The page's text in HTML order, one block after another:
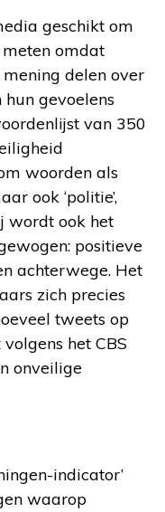
geschikt om
omdat
delen over
gevoelens
van 350
woorden als
ook ‘politie’,
wordt ook het
positieve
achterwege. Het
zich precies
tweets op
het CBS
onveilige
indicator’
waarop